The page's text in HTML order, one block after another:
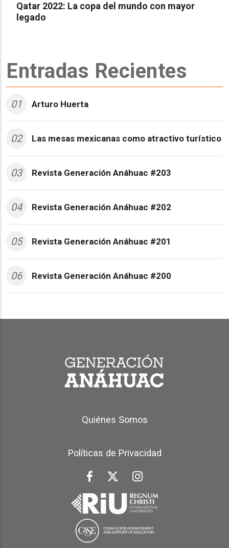
Qatar 2022: La copa del mundo con mayor
legado
Entradas Recientes
01 Arturo Huerta
02 Las mesas mexicanas como atractivo turístico
03 Revista Generación Anáhuac #203
04 Revista Generación Anáhuac #202
05 Revista Generación Anáhuac #201
06 Revista Generación Anáhuac #200
Quiénes Somos
Políticas de Privacidad